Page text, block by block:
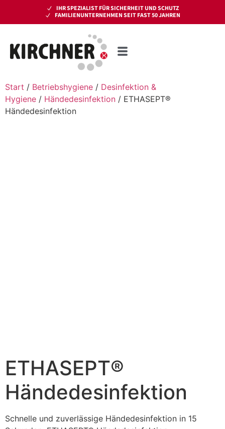
IHR SPEZIALIST FÜR SICHERHEIT UND SCHUTZ
FAMILIENUNTERNEHMEN SEIT FAST 50 JAHREN
Start / Betriebshygiene / Desinfektion &
Hygiene / Händedesinfektion / ETHASEPT®
Händedesinfektion
ETHASEPT®
Händedesinfektion
Schnelle und zuverlässige Händedesinfektion in 15